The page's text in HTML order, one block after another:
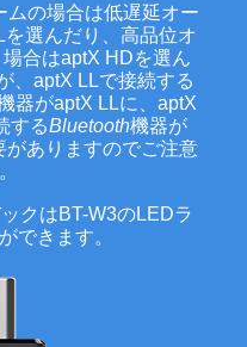
ムの場合は低遅延オー
選んだり、高品位オ
合はaptX HDを選ん
、aptX LLで接続する
器がaptX LLに、aptX
するBluetooth機器が
ありますのでご注意
クはBT-W3のLEDラ
できます。